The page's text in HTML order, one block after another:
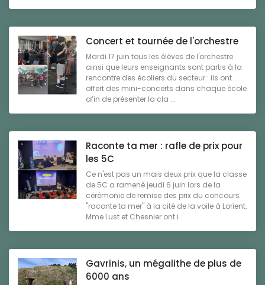
Concert et tournée de l'orchestre
Mardi 17 juin tous les élèves de l'orchestre
ainsi que leurs enseignants sont partis à la
rencontre des écoliers du secteur : ils ont
offert des mini-concerts dans chaque école
afin de présenter la cla ...
Raconte ta mer : rafle de prix pour
les 5C
Ce n'est pas un mais deux prix que la classe
de 5C a ramené jeudi 6 juin lors de la
cérémonie de remise des prix du concours
"raconte ta mer" à la cité de la voile à Lorient.
Mme Lust et Chesnier ont i ...
Gavrinis, un mégalithe de plus de
6000 ans